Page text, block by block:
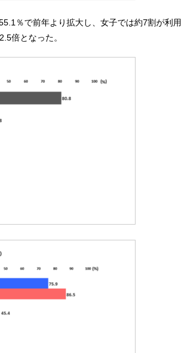
％で前年より拡大し、女子では約7割が利用
倍となった。